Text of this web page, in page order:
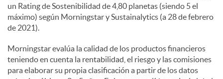
un Rating de Sostenibilidad de 4,80 planetas (siendo 5 el
máximo) según Morningstar y Sustainalytics (a 28 de febrero
de 2021).
Morningstar evalúa la calidad de los productos financieros
teniendo en cuenta la rentabilidad, el riesgo y las comisiones
para elaborar su propia clasificación a partir de los datos